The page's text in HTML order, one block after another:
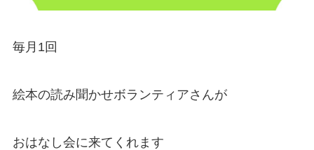
毎月1回
絵本の読み聞かせボランティアさんが
おはなし会に来てくれます